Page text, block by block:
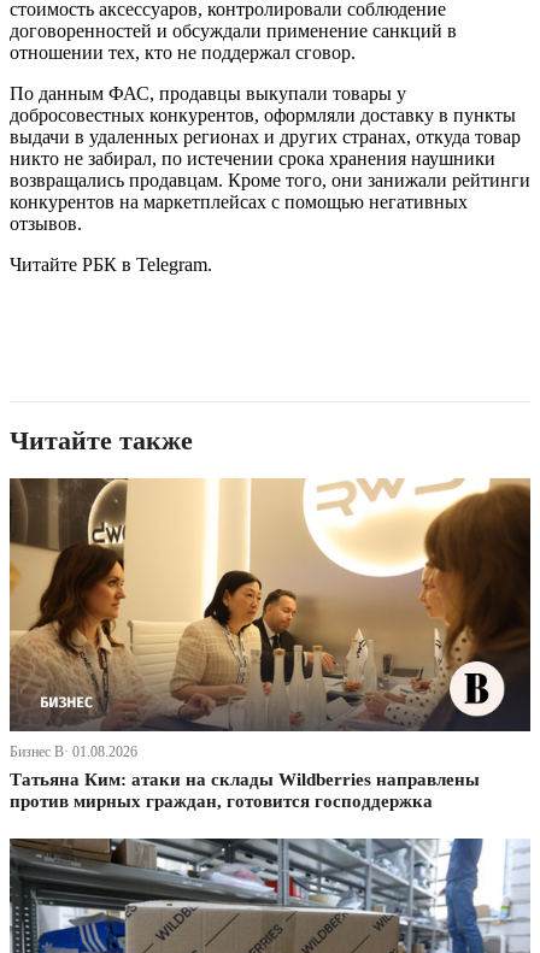
стоимость аксессуаров, контролировали соблюдение
договоренностей и обсуждали применение санкций в
отношении тех, кто не поддержал сговор.
По данным ФАС, продавцы выкупали товары у
добросовестных конкурентов, оформляли доставку в пункты
выдачи в удаленных регионах и других странах, откуда товар
никто не забирал, по истечении срока хранения наушники
возвращались продавцам. Кроме того, они занижали рейтинги
конкурентов на маркетплейсах с помощью негативных
отзывов.
Читайте РБК в Telegram.
Читайте также
Бизнес В· 01.08.2026
Татьяна Ким: атаки на склады Wildberries направлены
против мирных граждан, готовится господдержка